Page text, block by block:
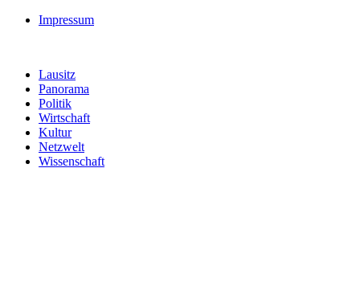
Impressum
Lausitz
Panorama
Politik
Wirtschaft
Kultur
Netzwelt
Wissenschaft